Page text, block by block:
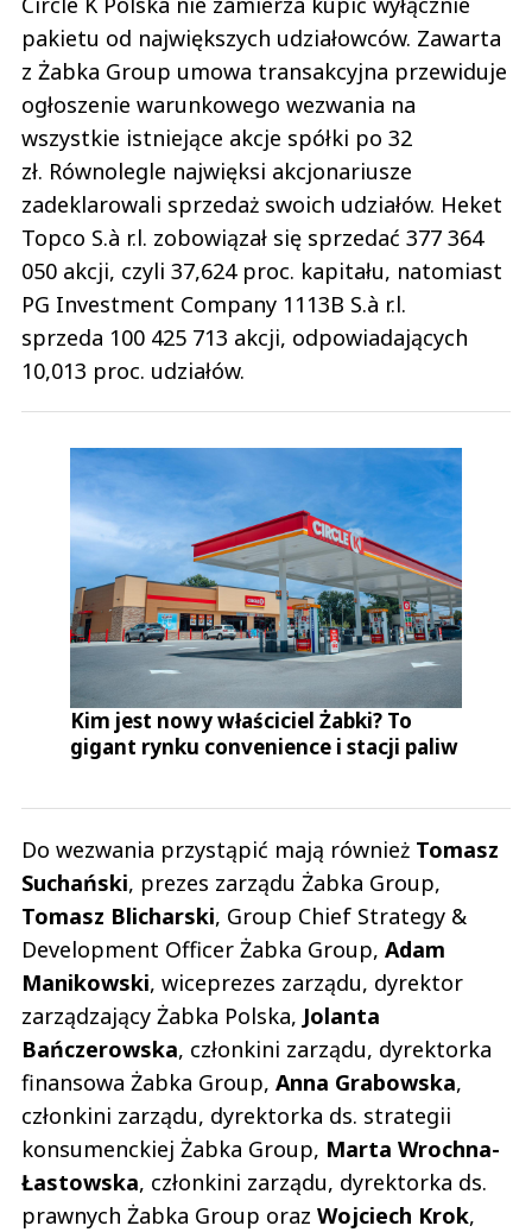
pakietu od największych udziałowców. Zawarta
z Żabka Group umowa transakcyjna przewiduje
ogłoszenie warunkowego wezwania na
wszystkie istniejące akcje spółki po 32
zł. Równolegle najwięksi akcjonariusze
zadeklarowali sprzedaż swoich udziałów. Heket
Topco S.à r.l. zobowiązał się sprzedać 377 364
050 akcji, czyli 37,624 proc. kapitału, natomiast
PG Investment Company 1113B S.à r.l.
sprzeda 100 425 713 akcji, odpowiadających
10,013 proc. udziałów.
Kim jest nowy właściciel Żabki? To
gigant rynku convenience i stacji paliw
Do wezwania przystąpić mają również Tomasz
Suchański, prezes zarządu Żabka Group,
Tomasz Blicharski, Group Chief Strategy &
Development Officer Żabka Group, Adam
Manikowski, wiceprezes zarządu, dyrektor
zarządzający Żabka Polska, Jolanta
Bańczerowska, członkini zarządu, dyrektorka
finansowa Żabka Group, Anna Grabowska,
członkini zarządu, dyrektorka ds. strategii
konsumenckiej Żabka Group, Marta Wrochna-
Łastowska, członkini zarządu, dyrektorka ds.
prawnych Żabka Group oraz Wojciech Krok,